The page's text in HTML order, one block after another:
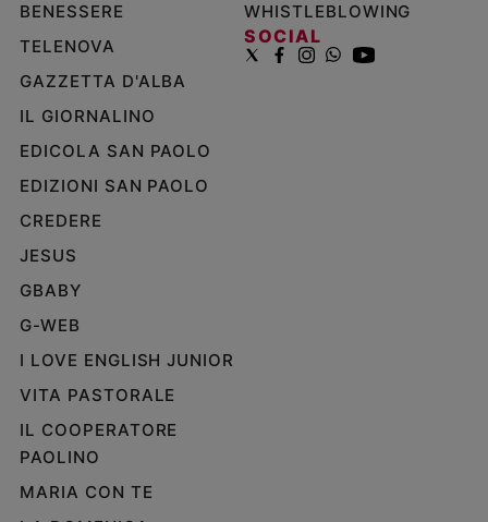
BENESSERE
TELENOVA
GAZZETTA D'ALBA
IL GIORNALINO
EDICOLA SAN PAOLO
EDIZIONI SAN PAOLO
CREDERE
JESUS
GBABY
G-WEB
I LOVE ENGLISH JUNIOR
VITA PASTORALE
IL COOPERATORE
PAOLINO
MARIA CON TE
WHISTLEBLOWING
SOCIAL